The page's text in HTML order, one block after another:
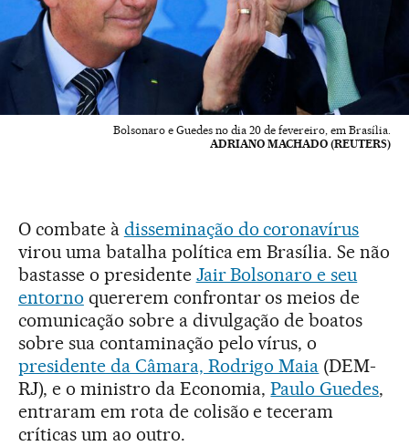
Bolsonaro e Guedes no dia 20 de fevereiro, em Brasília.
ADRIANO MACHADO (REUTERS)
O combate à disseminação do coronavírus
virou uma batalha política em Brasília. Se não
bastasse o presidente Jair Bolsonaro e seu
entorno quererem confrontar os meios de
comunicação sobre a divulgação de boatos
sobre sua contaminação pelo vírus, o
presidente da Câmara, Rodrigo Maia (DEM-
RJ), e o ministro da Economia,Paulo Guedes,
entraram em rota de colisão e teceram
críticas um ao outro.